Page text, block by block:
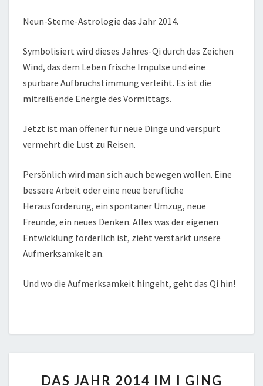
Neun-Sterne-Astrologie das Jahr 2014.
Symbolisiert wird dieses Jahres-Qi durch das Zeichen
Wind, das dem Leben frische Impulse und eine
spürbare Aufbruchstimmung verleiht. Es ist die
mitreißende Energie des Vormittags.
Jetzt ist man offener für neue Dinge und verspürt
vermehrt die Lust zu Reisen.
Persönlich wird man sich auch bewegen wollen. Eine
bessere Arbeit oder eine neue berufliche
Herausforderung, ein spontaner Umzug, neue
Freunde, ein neues Denken. Alles was der eigenen
Entwicklung förderlich ist, zieht verstärkt unsere
Aufmerksamkeit an.
Und wo die Aufmerksamkeit hingeht, geht das Qi hin!
JAHR
DAS JAHR 2014 IM I GING